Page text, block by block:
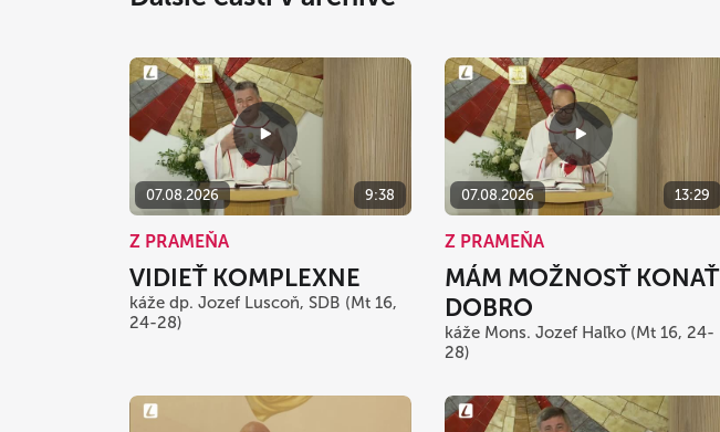
07.08.2026 9:38
Z PRAMEŇA
VIDIEŤ KOMPLEXNE
káže dp. Jozef Luscoň, SDB (Mt 16,
24-28)
07.08.2026 13:29
Z PRAMEŇA
MÁM MOŽNOSŤ KONAŤ
DOBRO
káže Mons. Jozef Haľko (Mt 16, 24-
28)